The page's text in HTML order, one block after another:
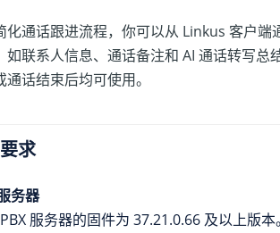
化通话跟进流程，你可以从 Linkus 客户端
如联系人信息、通话备注和 AI 通话转写总
通话结束后均可使用。
求
务器
PBX 服务器的固件为 37.21.0.66 及以上版本